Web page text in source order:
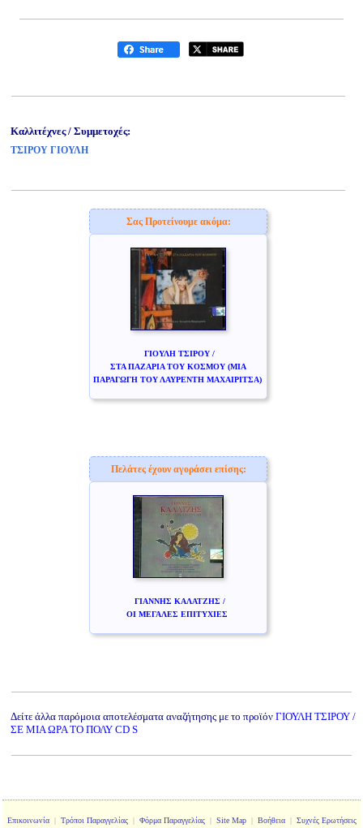
Καλλιτέχνες / Συμμετοχές:
ΤΣΙΡΟΥ ΓΙΟΥΛΗ
Σας Προτείνουμε ακόμα:
ΓΙΟΥΛΗ ΤΣΙΡΟΥ /
ΣΤΑ ΠΑΖΑΡΙΑ ΤΟΥ ΚΟΣΜΟΥ (ΜΙΑ
ΠΑΡΑΓΩΓΗ ΤΟΥ ΛΑΥΡΕΝΤΗ ΜΑΧΑΙΡΙΤΣΑ)
Πελάτες έχουν αγοράσει επίσης:
ΓΙΑΝΝΗΣ ΚΑΛΑΤΖΗΣ /
ΟΙ ΜΕΓΑΛΕΣ ΕΠΙΤΥΧΙΕΣ
Δείτε άλλα παρόμοια αποτελέσματα αναζήτησης με το προϊόν ΓΙΟΥΛΗ ΤΣΙΡΟΥ /
ΣΕ ΜΙΑ ΩΡΑ ΤΟ ΠΟΛΥ CD S
Επικοινωνία| Τρόποι Παραγγελίας| Φόρμα Παραγγελίας| Site Map| Βοήθεια| Συχνές Ερωτήσεις